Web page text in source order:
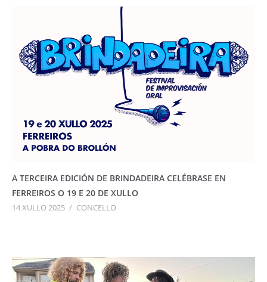
A TERCEIRA EDICIÓN DE BRINDADEIRA CELÉBRASE EN
FERREIROS O 19 E 20 DE XULLO
14 XULLO 2025 / CONCELLO